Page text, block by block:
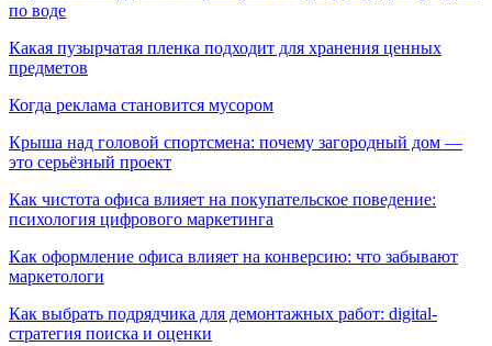
по воде
Какая пузырчатая пленка подходит для хранения ценных
предметов
Когда реклама становится мусором
Крыша над головой спортсмена: почему загородный дом —
это серьёзный проект
Как чистота офиса влияет на покупательское поведение:
психология цифрового маркетинга
Как оформление офиса влияет на конверсию: что забывают
маркетологи
Как выбрать подрядчика для демонтажных работ: digital-
стратегия поиска и оценки